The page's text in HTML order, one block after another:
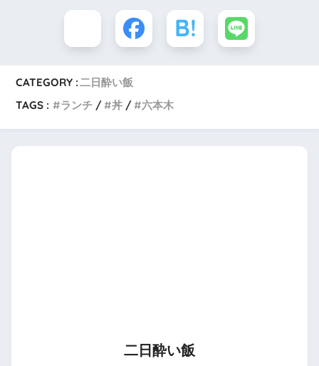
CATEGORY :二日酔い飯
TAGS :
ランチ 丼 六本木
二日酔い飯